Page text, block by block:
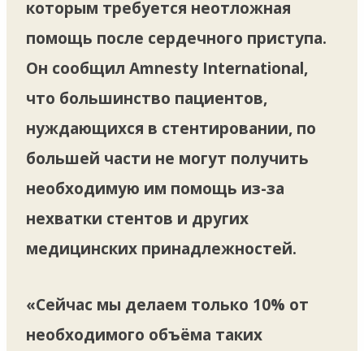
которым требуется неотложная
помощь после сердечного приступа.
Он сообщил Amnesty International,
что большинство пациентов,
нуждающихся в стентировании, по
большей части не могут получить
необходимую им помощь из-за
нехватки стентов и других
медицинских принадлежностей.
«Сейчас мы делаем только 10% от
необходимого объёма таких